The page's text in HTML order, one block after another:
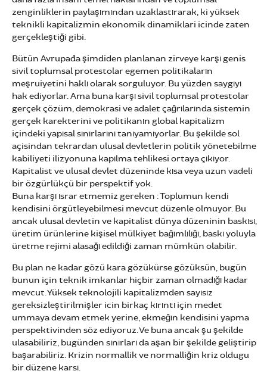
zenginliklerin paylaşımından uzaklastırarak, ki yüksek
teknikli kapitalizmin ekonomik dinamiklari icinde zaten
gerçekleştiği gibi.
Bütün Avrupa´da şimdiden planlanan zirveye karşı genis
sivil toplumsal protestolar egemen politikaların
meşruiyetini haklı olarak sorguluyor. Bu yüzden saygıyı
hak ediyorlar. Ama buna karşı sivil toplumsal protestolar
gerçek çözüm, demokrasi ve adalet çağrılarında sistemin
gerçek karekterini ve politikanın global kapitalizm
içindeki yapısal sınırlarını tanıyamıyorlar. Bu şekilde sol
açisindan tekrardan ulusal devletlerin politik yönetebilme
kabiliyeti ilizyonuna kapılma tehlikesi ortaya çıkıyor.
Kapitalist ve ulusal devlet düzeninde kısa veya uzun vadeli
bir özgürlükçü bir perspektif yok.
Buna karşı ısrar etmemiz gereken : Toplumun kendi
kendisini örgütleyebilmesi mevcut düzenle olmuyor. Bu
ancak ulusal devletin ve kapitalist dünya düzeninin baskısı,
üretim ürünlerine kişisel mülkiyet bağımlılığı, baskı yoluyla
üretme rejimi alasağı edildiği zaman mümkün olabilir.
Bu plan ne kadar gözü kara gözükürse gözüksün, bugün
bunun için teknik imkanlar hiçbir zaman olmadığı kadar
mevcut. Yüksek teknolojili kapitalizmden sayısız
gereksizleştirilmişler icin birkaç kırıntı için medet
ummaya devam etmek yerine, ekmeğın kendisini yapma
perspektivinden söz ediyoruz. Ve buna ancak şu şekilde
ulasabiliriz, bugünden sınırları da aşan bir şekilde geliştirip
başarabiliriz. Krizin normallik ve normalliğin kriz oldugu
bir düzene karsı.